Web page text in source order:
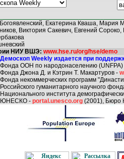
Екатерина Кваша, Мария
Виктория Сакевич, Евгений
НИУ ВШЭ: www.hse.ru/org/hse/demo
Демоскоп Weekly издается при
Фонда ООН по народонаселению
Фонда Джона Д. и Кэтрин Т. Макартуров -
Фонда некоммерческих программ
Российского гуманитарного научного
Национального института
ЮНЕСКО -portal.unesco.org(2001), Бюро